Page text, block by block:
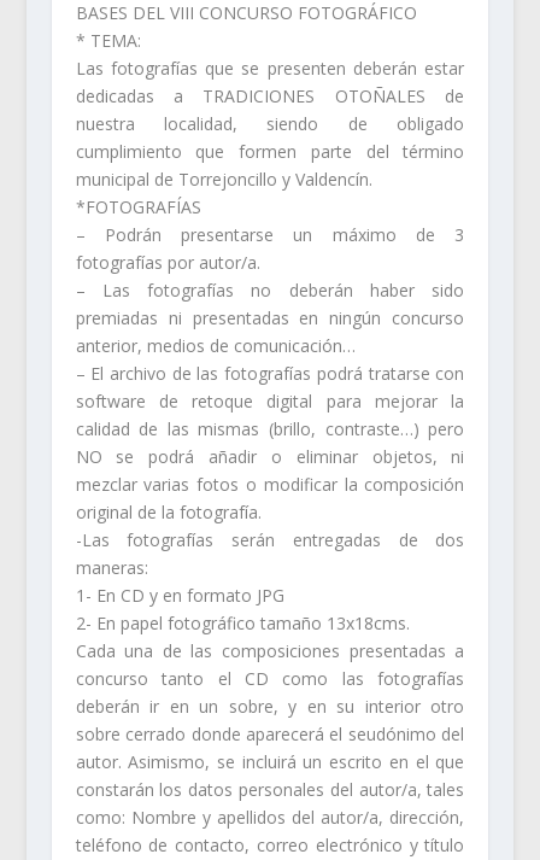
BASES DEL VIII CONCURSO FOTOGRÁFICO
* TEMA:
Las fotografías que se presenten deberán estar
dedicadas a TRADICIONES OTOÑALES de
nuestra localidad, siendo de obligado
cumplimiento que formen parte del término
municipal de Torrejoncillo y Valdencín.
*FOTOGRAFÍAS
– Podrán presentarse un máximo de 3
fotografías por autor/a.
– Las fotografías no deberán haber sido
premiadas ni presentadas en ningún concurso
anterior, medios de comunicación…
– El archivo de las fotografías podrá tratarse con
software de retoque digital para mejorar la
calidad de las mismas (brillo, contraste…) pero
NO se podrá añadir o eliminar objetos, ni
mezclar varias fotos o modificar la composición
original de la fotografía.
-Las fotografías serán entregadas de dos
maneras:
1- En CD y en formato JPG
2- En papel fotográfico tamaño 13x18cms.
Cada una de las composiciones presentadas a
concurso tanto el CD como las fotografías
deberán ir en un sobre, y en su interior otro
sobre cerrado donde aparecerá el seudónimo del
autor. Asimismo, se incluirá un escrito en el que
constarán los datos personales del autor/a, tales
como: Nombre y apellidos del autor/a, dirección,
teléfono de contacto, correo electrónico y título